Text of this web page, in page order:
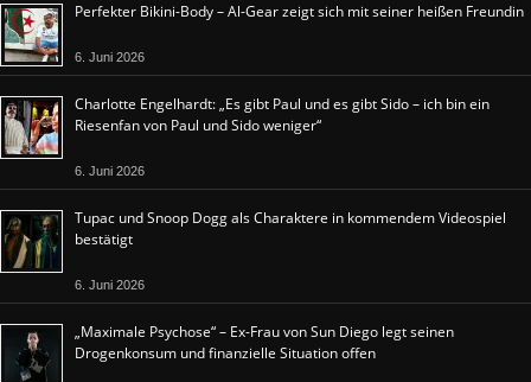
Perfekter Bikini-Body – Al-Gear zeigt sich mit seiner heißen Freundin
6. Juni 2026
Charlotte Engelhardt: „Es gibt Paul und es gibt Sido – ich bin ein
Riesenfan von Paul und Sido weniger“
6. Juni 2026
Tupac und Snoop Dogg als Charaktere in kommendem Videospiel
bestätigt
6. Juni 2026
„Maximale Psychose“ – Ex-Frau von Sun Diego legt seinen
Drogenkonsum und finanzielle Situation offen